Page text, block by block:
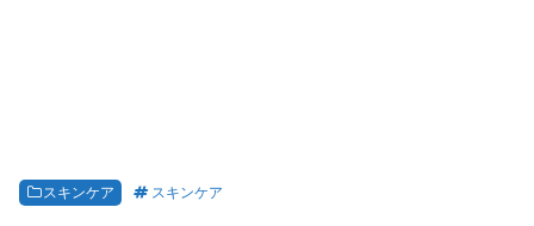
スキンケア スキンケア